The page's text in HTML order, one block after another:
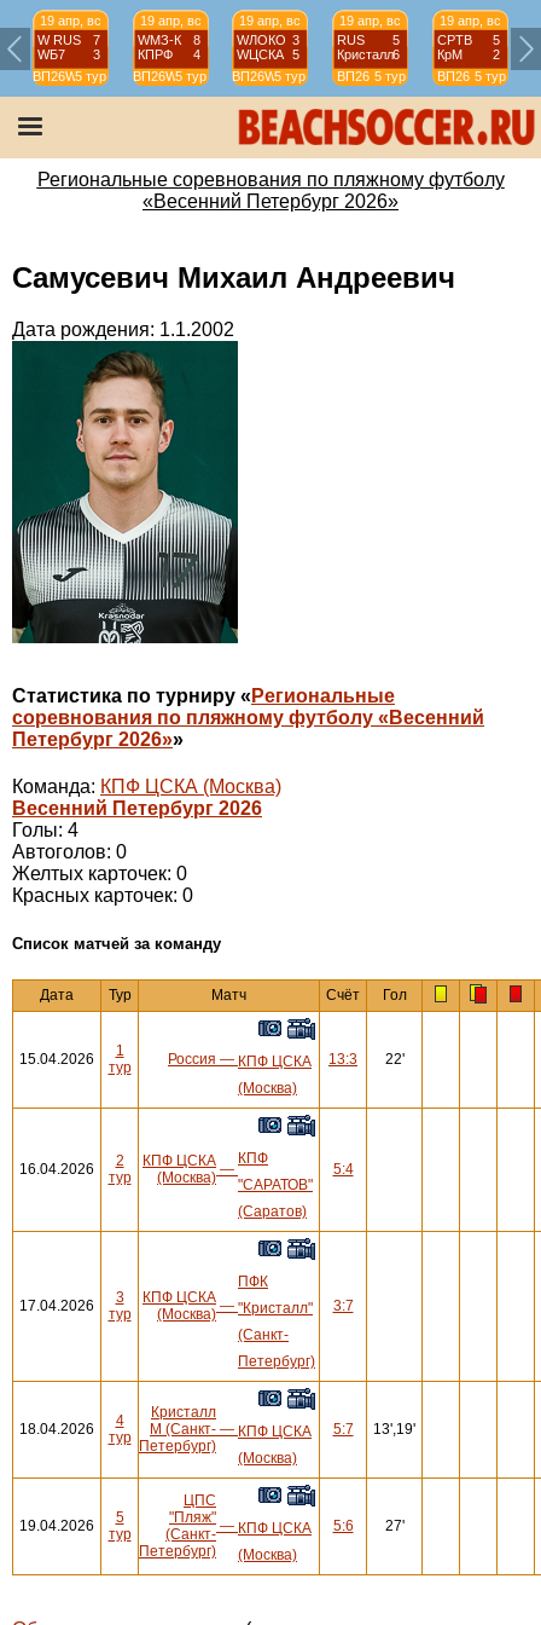
19 апр, вс
W RUS
7
WБ7
3
ВП26W5 тур
19 апр, вс
WМЗ-К
8
КПРФ
4
ВП26W5 тур
19 апр, вс
WЛОКО 3
WЦСКА
5
ВП26W5 тур
19 апр, вс
RUS
5
Кристалл6
ВП26 5 тур
19 апр, вс
СРТВ
5
КрМ
2
ВП26 5 тур
Региональные соревнования по пляжному футболу
«Весенний Петербург 2026»
Самусевич Михаил Андреевич
Дата рождения: 1.1.2002
Статистика по турниру « Региональные
соревнования по пляжному футболу «Весенний
Петербург 2026»»
Команда: КПФ ЦСКА (Москва)
Весенний Петербург 2026
Голы: 4
Автоголов: 0
Желтых карточек: 0
Красных карточек: 0
Cписок матчей за команду
Дата Тур Матч Счёт Гол
15.04.2026
1
тур
Россия — КПФ ЦСКА
(Москва)
13:3 22'
16.04.2026
2
тур
КПФ ЦСКА
(Москва) —
КПФ
"САРАТОВ"
(Саратов)
5:4
17.04.2026
3
тур
КПФ ЦСКА
(Москва) —
ПФК
"Кристалл"
(Санкт-
Петербург)
3:7
18.04.2026
4
тур
Кристалл
М (Санкт-
Петербург)
— КПФ ЦСКА
(Москва)
5:7 13',19'
19.04.2026
5
тур
ЦПС
"Пляж"
(Санкт-
Петербург)
— КПФ ЦСКА
(Москва)
5:6 27'